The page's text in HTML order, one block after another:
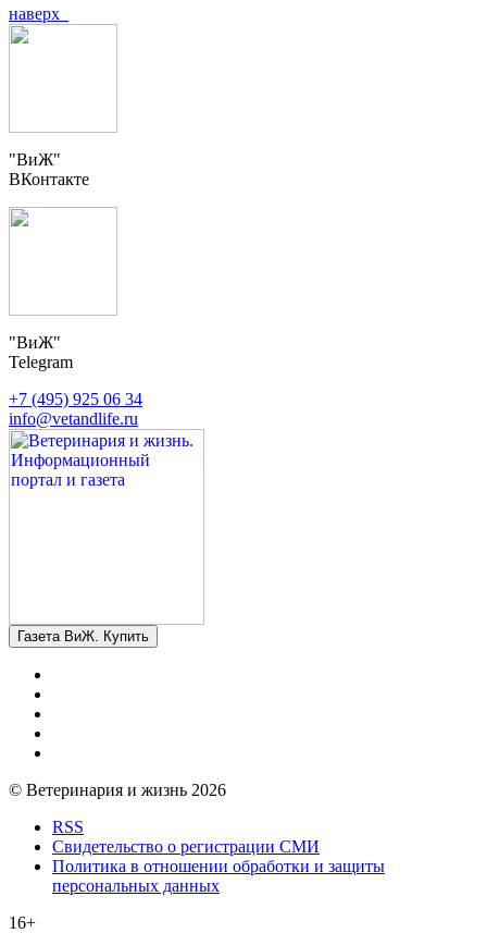
наверх
"ВиЖ"
ВКонтакте
"ВиЖ"
Telegram
+7 (495) 925 06 34
info@vetandlife.ru
Газета ВиЖ. Купить
© Ветеринария и жизнь 2026
RSS
Свидетельство о регистрации СМИ
Политика в отношении обработки и защиты
персональных данных
16+